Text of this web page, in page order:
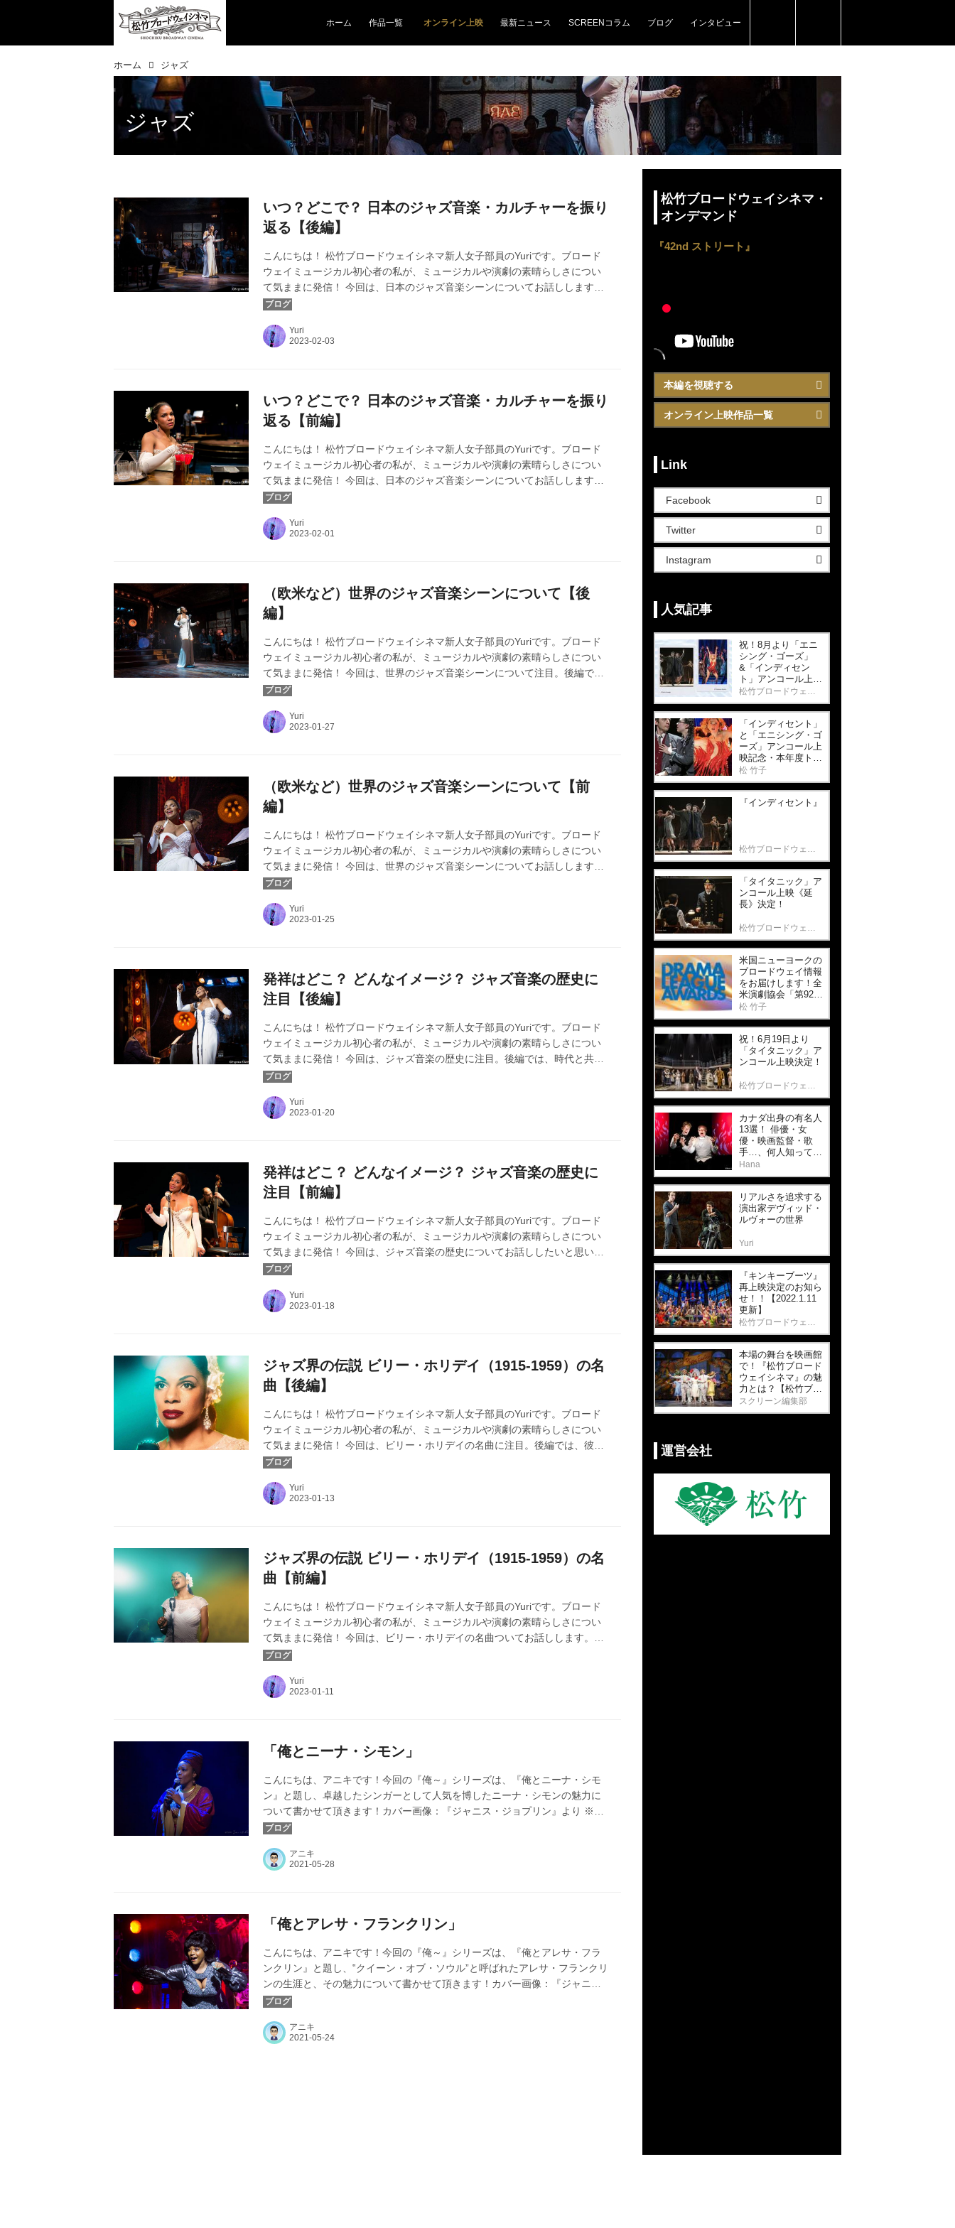
ホーム 作品一覧 オンライン上映 最新ニュース SCREENコラム ブログ インタビュー
ホーム ジャズ
ジャズ
いつ？どこで？ 日本のジャズ音楽・カルチャーを振り
返る【後編】
こんにちは！ 松竹ブロードウェイシネマ新人女子部員のYuriです。ブロード
ウェイミュージカル初心者の私が、ミュージカルや演劇の素晴らしさについ
て気ままに発信！ 今回は、日本のジャズ音楽シーンについてお話しします。
カバー画像：『ビリー・ホリデイ物語 Lady Day at Emerson's Bar & Grill』よ
Yuri
いつ？どこで？ 日本のジャズ音楽・カルチャーを振り
返る【前編】
こんにちは！ 松竹ブロードウェイシネマ新人女子部員のYuriです。ブロード
ウェイミュージカル初心者の私が、ミュージカルや演劇の素晴らしさについ
て気ままに発信！ 今回は、日本のジャズ音楽シーンについてお話しします。
カバー画像：『ビリー・ホリデイ物語 Lady Day at Emerson's Bar & Grill』よ
Yuri
（欧米など）世界のジャズ音楽シーンについて【後
編】
こんにちは！ 松竹ブロードウェイシネマ新人女子部員のYuriです。ブロード
ウェイミュージカル初心者の私が、ミュージカルや演劇の素晴らしさについ
て気ままに発信！ 今回は、世界のジャズ音楽シーンについて注目。後編で
は、ヨーロッパのジャズトピックスについてお話しします。カバー画像：
Eliseeva
Yuri
（欧米など）世界のジャズ音楽シーンについて【前
編】
こんにちは！ 松竹ブロードウェイシネマ新人女子部員のYuriです。ブロード
ウェイミュージカル初心者の私が、ミュージカルや演劇の素晴らしさについ
て気ままに発信！ 今回は、世界のジャズ音楽シーンについてお話しします。
カバー画像：『ビリー・ホリデイ物語 Lady Day at Emerson's Bar & Grill』よ
Yuri
発祥はどこ？ どんなイメージ？ ジャズ音楽の歴史に
注目【後編】
こんにちは！ 松竹ブロードウェイシネマ新人女子部員のYuriです。ブロード
ウェイミュージカル初心者の私が、ミュージカルや演劇の素晴らしさについ
て気ままに発信！ 今回は、ジャズ音楽の歴史に注目。後編では、時代と共に
姿を変えていったジャズ音楽の種類についてお話しします。カバー画像：
Eliseeva
Yuri
発祥はどこ？ どんなイメージ？ ジャズ音楽の歴史に
注目【前編】
こんにちは！ 松竹ブロードウェイシネマ新人女子部員のYuriです。ブロード
ウェイミュージカル初心者の私が、ミュージカルや演劇の素晴らしさについ
て気ままに発信！ 今回は、ジャズ音楽の歴史についてお話ししたいと思いま
す。カバー画像：『ビリー・ホリデイ物語 Lady Day at Emerson's Bar &
Yuri
ジャズ界の伝説 ビリー・ホリデイ（1915-1959）の名
曲【後編】
こんにちは！ 松竹ブロードウェイシネマ新人女子部員のYuriです。ブロード
ウェイミュージカル初心者の私が、ミュージカルや演劇の素晴らしさについ
て気ままに発信！ 今回は、ビリー・ホリデイの名曲に注目。後編では、彼女
に影響されたアーティストについてお話しします。カバー画像：『ビリー・
Yuri
ジャズ界の伝説 ビリー・ホリデイ（1915-1959）の名
曲【前編】
こんにちは！ 松竹ブロードウェイシネマ新人女子部員のYuriです。ブロード
ウェイミュージカル初心者の私が、ミュージカルや演劇の素晴らしさについ
て気ままに発信！ 今回は、ビリー・ホリデイの名曲ついてお話しします。カ
バー画像：『ビリー・ホリデイ物語 Lady Day at Emerson's Bar & Grill』より
Yuri
「俺とニーナ・シモン」
こんにちは、アニキです！今回の『俺～』シリーズは、『俺とニーナ・シモ
ン』と題し、卓越したシンガーとして人気を博したニーナ・シモンの魅力に
ついて書かせて頂きます！カバー画像：『ジャニス・ジョプリン』より ※日
本初公開写真 ©Jason Niedle
アニキ
「俺とアレサ・フランクリン」
こんにちは、アニキです！今回の『俺～』シリーズは、『俺とアレサ・フラ
ンクリン』と題し、‟クイーン・オブ・ソウル”と呼ばれたアレサ・フランクリ
ンの生涯と、その魅力について書かせて頂きます！カバー画像：『ジャニ
ス・ジョプリン』より ※日本初公開写真 ©Jason Niedle
アニキ
松竹ブロードウェイシネマ・
オンデマンド
『42nd ストリート』
本編を視聴する
オンライン上映作品一覧
Link
Facebook
Twitter
Instagram
人気記事
祝！8月より「エニ
シング・ゴーズ」
&「インディセン
ト」アンコール上映
決定！
「インディセント」
と「エニシング・ゴ
ーズ」アンコール上
映記念・本年度トニ
ー賞をご紹介しま
す。
松 竹子
『インディセント』
「タイタニック」ア
ンコール上映《延
長》決定！
米国ニューヨークの
ブロードウェイ情報
をお届けします！全
米演劇協会「第92回
ドラマリーグ・アワ
ード」と歴史ある劇
場「パレス・シアタ
ー」最新作！
松 竹子
祝！6月19日より
「タイタニック」ア
ンコール上映決定！
カナダ出身の有名人
13選！ 俳優・女
優・映画監督・歌
手…、何人知って
る？【前編】
Hana
リアルさを追求する
演出家デヴィッド・
ルヴォーの世界
Yuri
『キンキーブーツ』
再上映決定のお知ら
せ！！【2022.1.11
更新】
本場の舞台を映画館
で！『松竹ブロード
ウェイシネマ』の魅
力とは？【松竹ブロ
ードウェイシネマ
コラムvol.1】
スクリーン編集部
運営会社